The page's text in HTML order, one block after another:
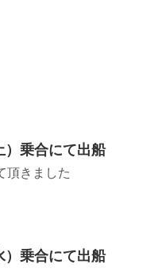
）乗合にて出船
頂きました
）乗合にて出船